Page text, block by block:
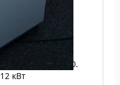
EuroSit 630.
12 кВт